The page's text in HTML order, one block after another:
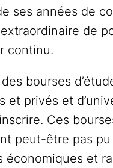
ses années de
de
continu.
bourses
et privés et
Ces
peut-être pas
économiques et